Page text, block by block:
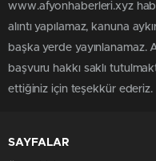
www.afyonhaberleri.xyz
alıntı yapılamaz, kanuna
başka yerde yayınlanamaz.
başvuru hakkı saklı
ettiğiniz için teşekkür ederiz.
SAYFALAR